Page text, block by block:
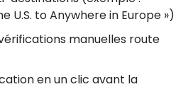
U.S. to Anywhere in Europe »)
manuelles route
en un clic avant la